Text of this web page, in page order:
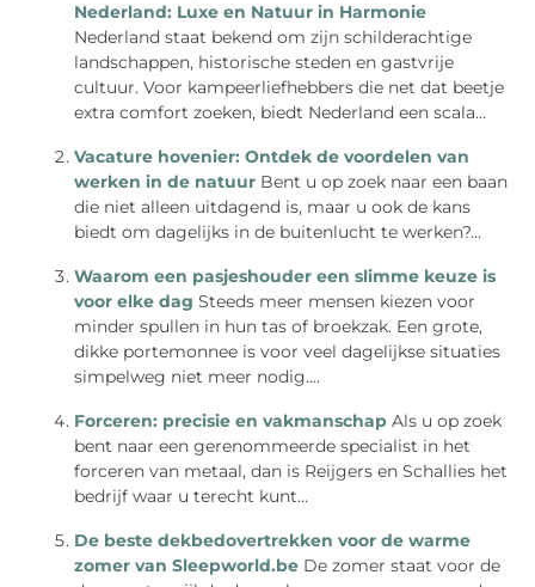
Nederland: Luxe en Natuur in Harmonie
Nederland staat bekend om zijn schilderachtige
landschappen, historische steden en gastvrije
cultuur. Voor kampeerliefhebbers die net dat beetje
extra comfort zoeken, biedt Nederland een scala...
Vacature hovenier: Ontdek de voordelen van
werken in de natuur Bent u op zoek naar een baan
die niet alleen uitdagend is, maar u ook de kans
biedt om dagelijks in de buitenlucht te werken?...
Waarom een pasjeshouder een slimme keuze is
voor elke dag Steeds meer mensen kiezen voor
minder spullen in hun tas of broekzak. Een grote,
dikke portemonnee is voor veel dagelijkse situaties
simpelweg niet meer nodig....
Forceren: precisie en vakmanschap Als u op zoek
bent naar een gerenommeerde specialist in het
forceren van metaal, dan is Reijgers en Schallies het
bedrijf waar u terecht kunt...
De beste dekbedovertrekken voor de warme
zomer van Sleepworld.be De zomer staat voor de